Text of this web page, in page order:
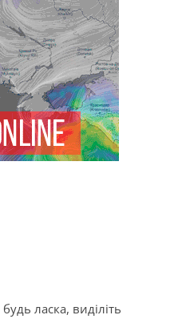
ласка, виділіть